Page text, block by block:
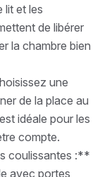
lit et les
de libérer
la chambre bien
une
de la place au
idéale pour les
compte.
coulissantes :**
avec portes